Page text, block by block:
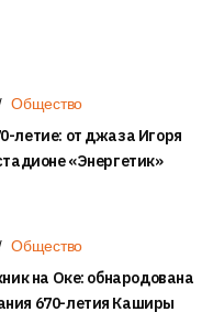
Общество
летие: от джаза Игоря
«Энергетик»
Общество
на Оке: обнародована
670-летия Каширы